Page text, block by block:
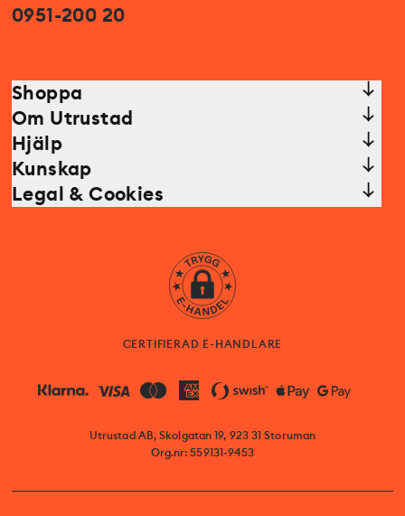
0951-200 20
Shoppa
Om Utrustad
Hjälp
Kunskap
Legal & Cookies
CERTIFIERAD E-HANDLARE
Utrustad AB, Skolgatan 19, 923 31 Storuman
Org.nr: 559131-9453